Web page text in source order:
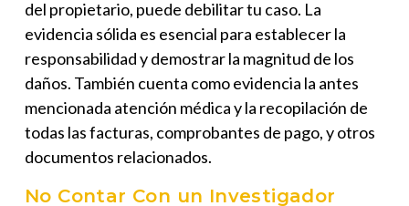
del propietario, puede debilitar tu caso. La
evidencia sólida es esencial para establecer la
responsabilidad y demostrar la magnitud de los
daños. También cuenta como evidencia la antes
mencionada atención médica y la recopilación de
todas las facturas, comprobantes de pago, y otros
documentos relacionados.
No Contar Con un Investigador